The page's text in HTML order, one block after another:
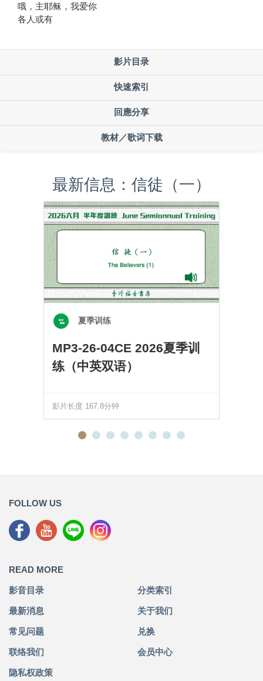
哦，主耶稣，我爱你
各人或有
影片目录
快速索引
回應分享
教材／歌词下载
最新信息：信徒（一）
夏季训练
MP3-26-04CE 2026夏季训
练（中英双语）
影片长度 167.8分钟
FOLLOW US
READ MORE
影音目录 分类索引
最新消息 关于我们
常见问题 兑换
联络我们 会员中心
隐私权政策